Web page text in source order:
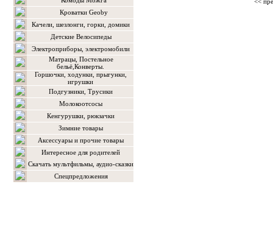
Кроватки Geoby
Качели, шезлонги, горки, домики
Детские Велосипеды
Электроприборы, электромобили
Матрацы, Постельное
бельё,Конверты.
Горшочки, ходунки, прыгунки,
игрушки
Подгузники, Трусики
Молокоотсосы
Кенгурушки, рюкзачки
Зимние товары
Аксессуары и прочие товары
Интересное для родителей
Скачать мультфильмы, аудио-сказки
Спецпредложения